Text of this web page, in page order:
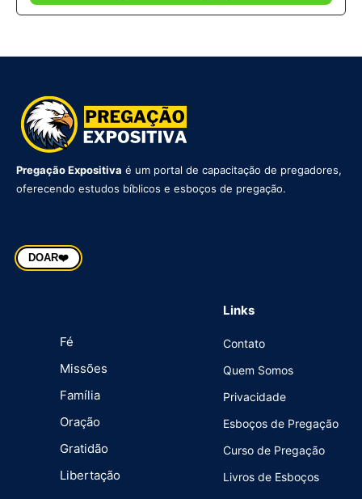
Pregação Expositiva é um portal de capacitação de pregadores,
oferecendo estudos bíblicos e esboços de pregação.
DOAR❤️
Fé
Missões
Família
Oração
Gratidão
Libertação
Links
Contato
Quem Somos
Privacidade
Esboços de Pregação
Curso de Pregação
Livros de Esboços